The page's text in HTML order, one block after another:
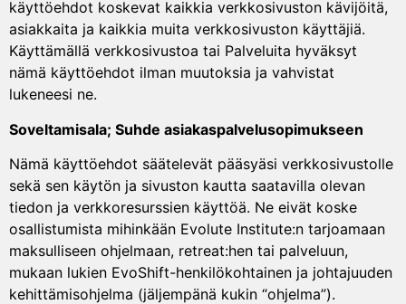
käyttöehdot koskevat kaikkia verkkosivuston kävijöitä,
asiakkaita ja kaikkia muita verkkosivuston käyttäjiä.
Käyttämällä verkkosivustoa tai Palveluita hyväksyt
nämä käyttöehdot ilman muutoksia ja vahvistat
lukeneesi ne.
Soveltamisala; Suhde asiakaspalvelusopimukseen
Nämä käyttöehdot säätelevät pääsyäsi verkkosivustolle
sekä sen käytön ja sivuston kautta saatavilla olevan
tiedon ja verkkoresurssien käyttöä. Ne eivät koske
osallistumista mihinkään Evolute Institute:n tarjoamaan
maksulliseen ohjelmaan, retreat:hen tai palveluun,
mukaan lukien EvoShift-henkilökohtainen ja johtajuuden
kehittämisohjelma (jäljempänä kukin “ohjelma”).